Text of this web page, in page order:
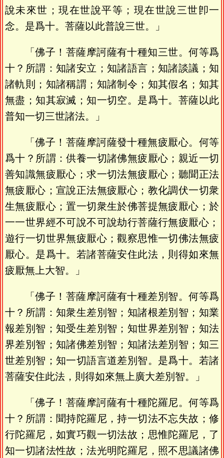
說未來世；現在世說平等；現在世說三世卽一
念。是爲十。菩薩以此普說三世。」
「佛子！菩薩摩訶薩有十種知三世。何等爲
十？所謂：知諸安立；知諸語言；知諸談議；知
諸軌則；知諸稱謂；知諸制令；知其假名；知其
無盡；知其寂滅；知一切空。是爲十。菩薩以此
普知一切三世諸法。」
「佛子！菩薩摩訶薩發十種無疲厭心。何等
爲十？所謂：供養一切諸佛無疲厭心；親近一切
善知識無疲厭心；求一切法無疲厭心；聽聞正法
無疲厭心；宣說正法無疲厭心；教化調伏一切衆
生無疲厭心；置一切衆生於佛菩提無疲厭心；於
一一世界經不可說不可說劫行菩薩行無疲厭心；
遊行一切世界無疲厭心；觀察思惟一切佛法無疲
厭心。是爲十。若諸菩薩安住此法，則得如來無
疲厭無上大智。」
「佛子！菩薩摩訶薩有十種差別智。何等爲
十？所謂：知衆生差別智；知諸根差別智；知業
報差別智；知受生差別智；知世界差別智；知法
界差別智；知諸佛差別智；知諸法差別智；知三
世差別智；知一切語言道差別智。是爲十。若諸
菩薩安住此法，則得如來無上廣大差別智。」
「佛子！菩薩摩訶薩有十種陀羅尼。何等爲
十？所謂：聞持陀羅尼，持一切法不忘失故；修
行陀羅尼，如實巧觀一切法故；思惟陀羅尼，了
知一切諸法性故；法光明陀羅尼，照不思議諸佛